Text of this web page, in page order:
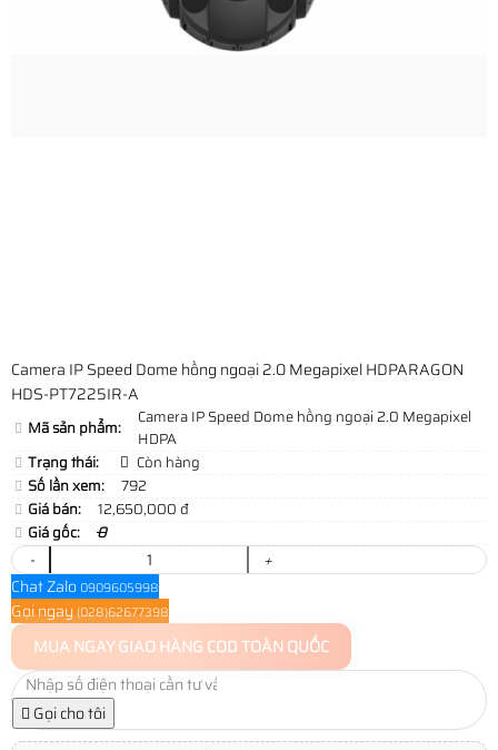
Camera IP Speed Dome hồng ngoại 2.0 Megapixel HDPARAGON
HDS-PT7225IR-A
Mã sản phẩm:
Camera IP Speed Dome hồng ngoại 2.0 Megapixel
HDPA
Trạng thái:
Còn hàng
Số lần xem:
792
Giá bán:
12,650,000 đ
Giá gốc:
0
-
+
Chat Zalo 0909605998
Gọi ngay(028)62677398
MUA NGAYGIAO HÀNG COD TOÀN QUỐC
Gọi cho tôi